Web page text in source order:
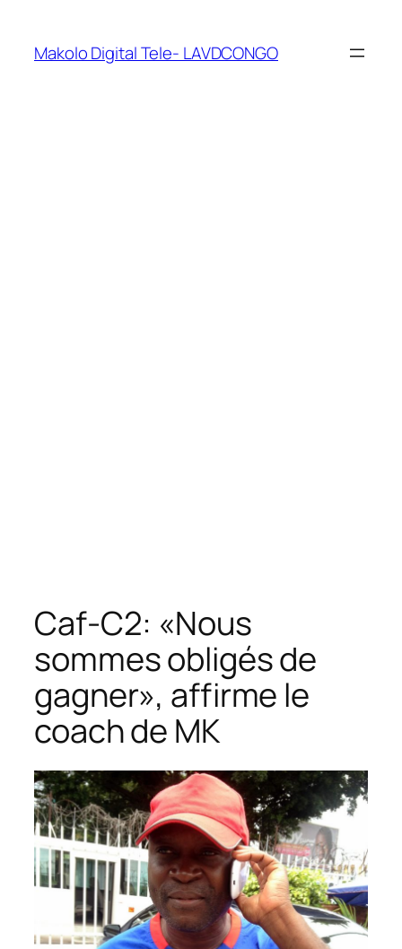
Makolo Digital Tele- LAVDCONGO
Caf-C2: «Nous
sommes obligés de
gagner», affirme le
coach de MK